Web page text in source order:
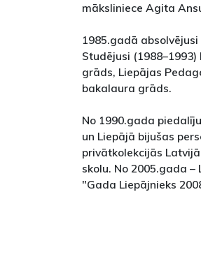
māksliniece Agita
1985.gadā
Studējusi
grāds, Liepājas
bakalaura grāds.
No 1990.gada
un Liepājā bijušas
privātkolekcijās
skolu. No 2005.gada
"Gada Liepājnieks